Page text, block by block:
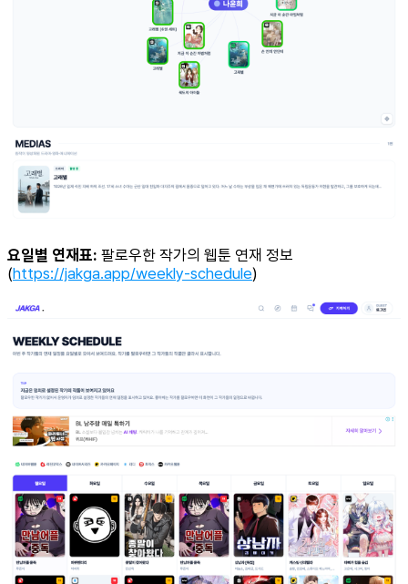
요일별 연재표: 팔로우한 작가의 웹툰 연재 정보
(https://jakga.app/weekly-schedule)